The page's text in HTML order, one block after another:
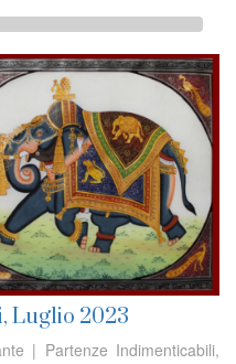
Luglio 2023
| Partenze Indimenticabili,